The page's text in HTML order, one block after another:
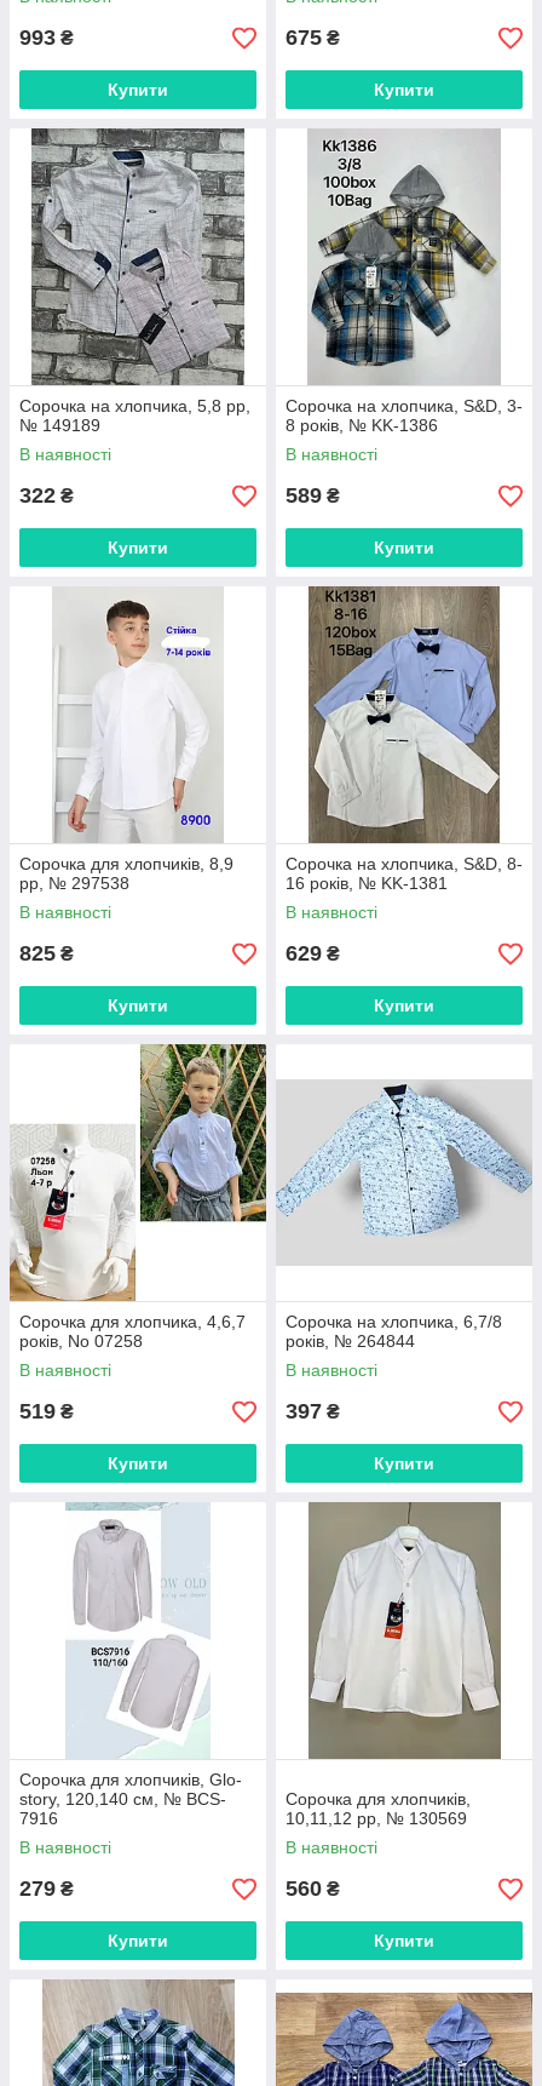
993 ₴
Купити
675 ₴
Купити
Сорочка на хлопчика, 5,8 рр,
№ 149189
В наявності
322 ₴
Купити
Сорочка на хлопчика, S&D, 3-
8 років, № KK-1386
В наявності
589 ₴
Купити
Сорочка для хлопчиків, 8,9
рр, № 297538
В наявності
825 ₴
Купити
Сорочка на хлопчика, S&D, 8-
16 років, № KK-1381
В наявності
629 ₴
Купити
Сорочка для хлопчика, 4,6,7
років, No 07258
В наявності
519 ₴
Купити
Сорочка на хлопчика, 6,7/8
років, № 264844
В наявності
397 ₴
Купити
Сорочка для хлопчиків, Glo-
story, 120,140 см, № BCS-
7916
В наявності
279 ₴
Купити
Сорочка для хлопчиків,
10,11,12 рр, № 130569
В наявності
560 ₴
Купити